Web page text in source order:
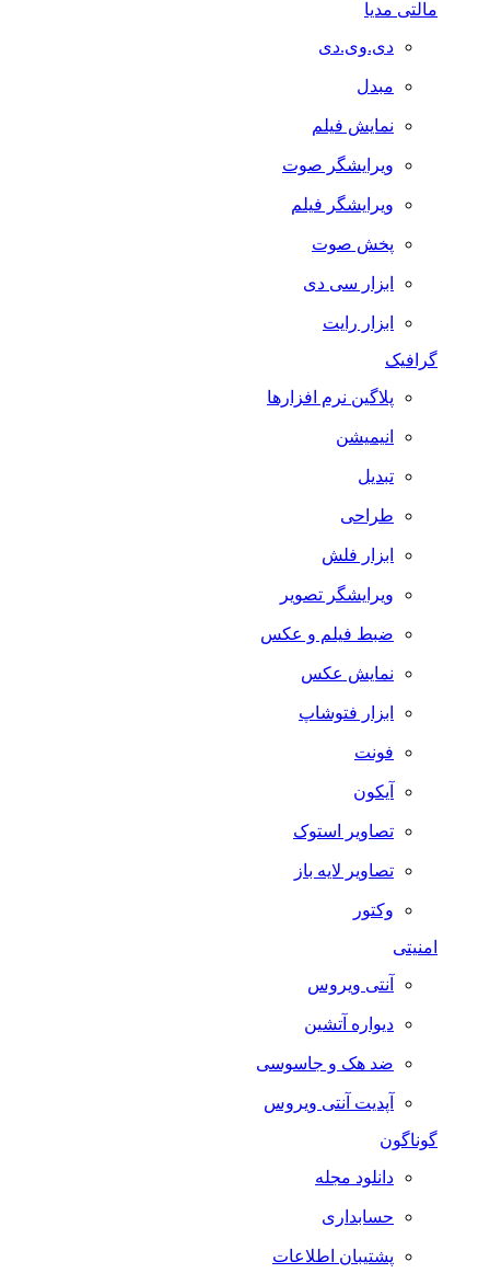
مالتی مدیا
دی.وی.دی
مبدل
نمایش فیلم
ویرایشگر صوت
ویرایشگر فیلم
پخش صوت
ابزار سی دی
ابزار رایت
گرافیک
پلاگین نرم افزارها
انیمیشن
تبدیل
طراحی
ابزار فلش
ویرایشگر تصویر
ضبط فيلم و عكس
نمایش عکس
ابزار فتوشاپ
فونت
آیکون
تصاویر استوک
تصاویر لایه باز
وکتور
امنیتی
آنتی ویروس
دیواره آتشین
ضد هک و جاسوسی
آپدیت آنتی ویروس
گوناگون
دانلود مجله
حسابداری
پشتیبان اطلاعات